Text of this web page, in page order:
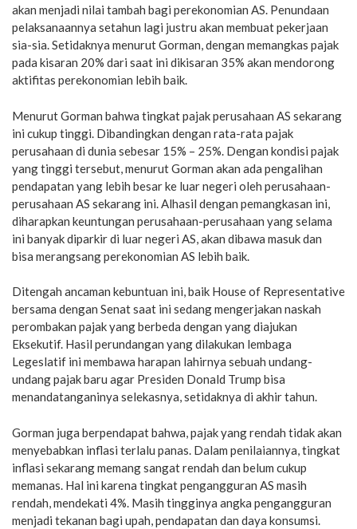
akan menjadi nilai tambah bagi perekonomian AS. Penundaan
pelaksanaannya setahun lagi justru akan membuat pekerjaan
sia-sia. Setidaknya menurut Gorman, dengan memangkas pajak
pada kisaran 20% dari saat ini dikisaran 35% akan mendorong
aktifitas perekonomian lebih baik.
Menurut Gorman bahwa tingkat pajak perusahaan AS sekarang
ini cukup tinggi. Dibandingkan dengan rata-rata pajak
perusahaan di dunia sebesar 15% – 25%. Dengan kondisi pajak
yang tinggi tersebut, menurut Gorman akan ada pengalihan
pendapatan yang lebih besar ke luar negeri oleh perusahaan-
perusahaan AS sekarang ini. Alhasil dengan pemangkasan ini,
diharapkan keuntungan perusahaan-perusahaan yang selama
ini banyak diparkir di luar negeri AS, akan dibawa masuk dan
bisa merangsang perekonomian AS lebih baik.
Ditengah ancaman kebuntuan ini, baik House of Representative
bersama dengan Senat saat ini sedang mengerjakan naskah
perombakan pajak yang berbeda dengan yang diajukan
Eksekutif. Hasil perundangan yang dilakukan lembaga
Legeslatif ini membawa harapan lahirnya sebuah undang-
undang pajak baru agar Presiden Donald Trump bisa
menandatanganinya selekasnya, setidaknya di akhir tahun.
Gorman juga berpendapat bahwa, pajak yang rendah tidak akan
menyebabkan inflasi terlalu panas. Dalam penilaiannya, tingkat
inflasi sekarang memang sangat rendah dan belum cukup
memanas. Hal ini karena tingkat pengangguran AS masih
rendah, mendekati 4%. Masih tingginya angka pengangguran
menjadi tekanan bagi upah, pendapatan dan daya konsumsi.